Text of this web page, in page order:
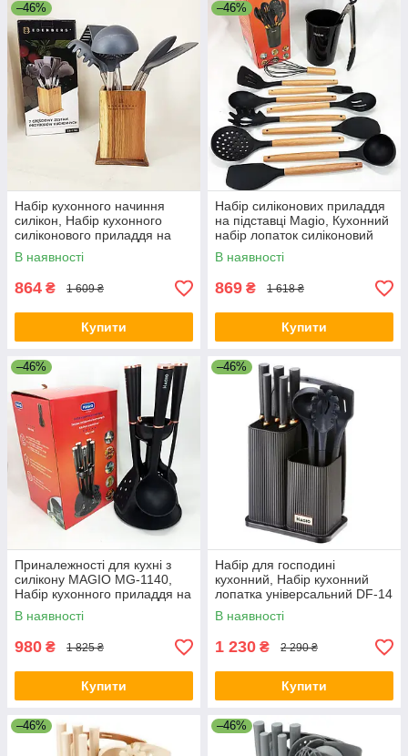
–46%
Набір кухонного начиння
силікон, Набір кухонного
силіконового приладдя на
підставці NR-94
В наявності
864 ₴ 1 609 ₴
Купити
–46%
Набір силіконових приладдя
на підставці Magio, Кухонний
набір лопаток силіконовий
JB-47
В наявності
869 ₴ 1 618 ₴
Купити
–46%
Приналежності для кухні з
силікону MAGIO MG-1140,
Набір кухонного приладдя на
стійці XF-50
В наявності
980 ₴ 1 825 ₴
Купити
–46%
Набір для господині
кухонний, Набір кухонний
лопатка універсальний DF-14
В наявності
1 230 ₴ 2 290 ₴
Купити
–46% –46%